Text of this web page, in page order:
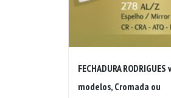
FECHADURA
modelos, Cromada ou